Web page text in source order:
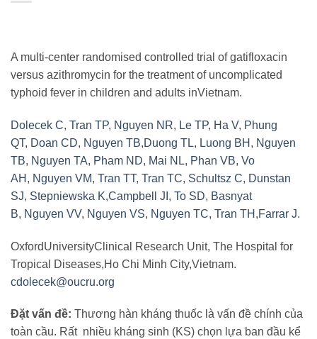
A multi-center randomised controlled trial of gatifloxacin
versus azithromycin for the treatment of uncomplicated
typhoid fever in children and adults inVietnam.
Dolecek C, Tran TP, Nguyen NR, Le TP, Ha V, Phung
QT, Doan CD, Nguyen TB,Duong TL, Luong BH , Nguyen
TB, Nguyen TA, Pham ND, Mai NL, Phan VB, Vo
AH , Nguyen VM, Tran TT, Tran TC, Schultsz C, Dunstan
SJ, Stepniewska K,Campbell JI , To SD, Basnyat
B, Nguyen VV, Nguyen VS, Nguyen TC, Tran TH ,Farrar J.
OxfordUniversityClinical Research Unit, The Hospital for
Tropical Diseases,Ho Chi Minh City,Vietnam.
cdolecek@oucru.org
Đặt vấn đề: Thương hàn kháng thuốc là vấn đề chính của
toàn cầu. Rất nhiều kháng sinh (KS) chọn lựa ban đầu kể